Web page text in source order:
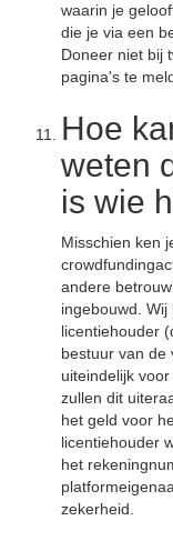
waarin je
die je via een
Doneer niet bij
pagina's te
Hoe
weten
is wie
Misschien ken
andere
ingebouwd.
licentiehouder
bestuur van de
uiteindelijk
zullen dit
het geld voor
licentiehouder
het
zekerheid.